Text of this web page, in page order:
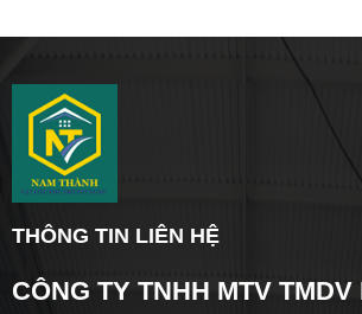
THÔNG TIN LIÊN HỆ
CÔNG TY TNHH MTV